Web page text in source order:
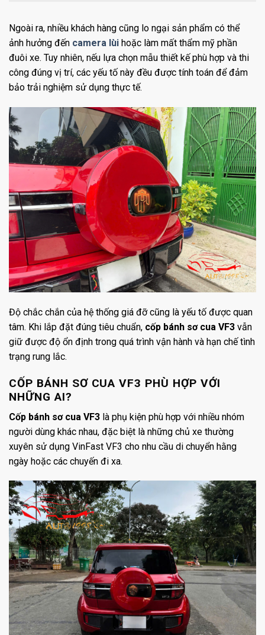
Ngoài ra, nhiều khách hàng cũng lo ngại sản phẩm có thể
ảnh hưởng đến camera lùi hoặc làm mất thẩm mỹ phần
đuôi xe. Tuy nhiên, nếu lựa chọn mẫu thiết kế phù hợp và thi
công đúng vị trí, các yếu tố này đều được tính toán để đảm
bảo trải nghiệm sử dụng thực tế.
Độ chắc chắn của hệ thống giá đỡ cũng là yếu tố được quan
tâm. Khi lắp đặt đúng tiêu chuẩn, cốp bánh sơ cua VF3 vẫn
giữ được độ ổn định trong quá trình vận hành và hạn chế tình
trạng rung lắc.
CỐP BÁNH SƠ CUA VF3 PHÙ HỢP VỚI
NHỮNG AI?
Cốp bánh sơ cua VF3 là phụ kiện phù hợp với nhiều nhóm
người dùng khác nhau, đặc biệt là những chủ xe thường
xuyên sử dụng VinFast VF3 cho nhu cầu di chuyển hằng
ngày hoặc các chuyến đi xa.